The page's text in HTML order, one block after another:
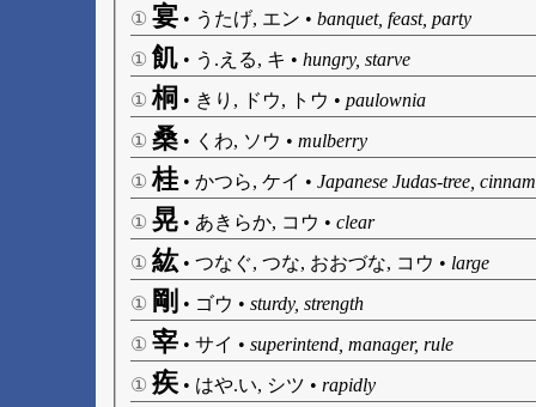
① 宴 • うたげ, エン • banquet, feast, party
① 飢 • う.える, キ • hungry, starve
① 桐 • きり, ドウ, トウ • paulownia
① 桑 • くわ, ソウ • mulberry
① 桂 • かつら, ケイ • Japanese Judas-tree,
① 晃 • あきらか, コウ • clear
① 紘• つなぐ, つな, おおづな, コウ • large
① 剛 • ゴウ • sturdy, strength
① 宰 • サイ • superintend, manager, rule
① 疾 • はや.い, シツ • rapidly